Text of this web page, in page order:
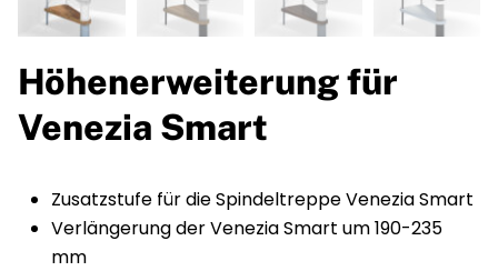
Höhenerweiterung für
Venezia Smart
Zusatzstufe für die Spindeltreppe Venezia Smart
Verlängerung der Venezia Smart um 190-235
mm